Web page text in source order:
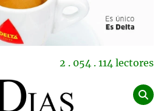
2 . 054 . 114 lectores